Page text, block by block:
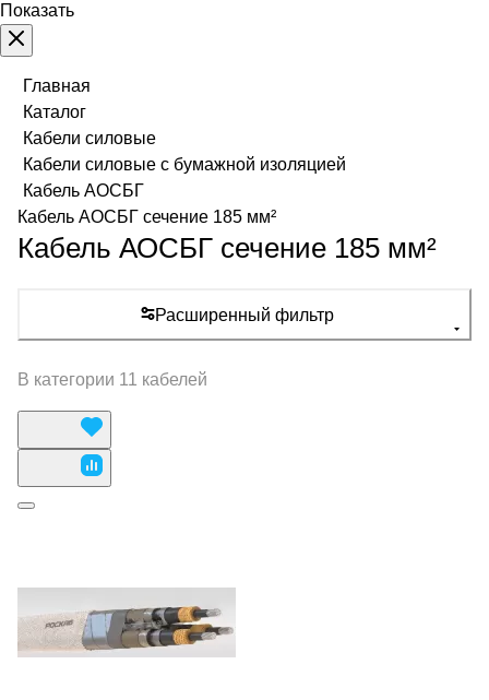
Показать
Главная
Каталог
Кабели силовые
Кабели силовые с бумажной изоляцией
Кабель АОСБГ
Кабель АОСБГ сечение 185 мм²
Кабель АОСБГ сечение 185 мм²
Расширенный фильтр
В категории 11 кабелей